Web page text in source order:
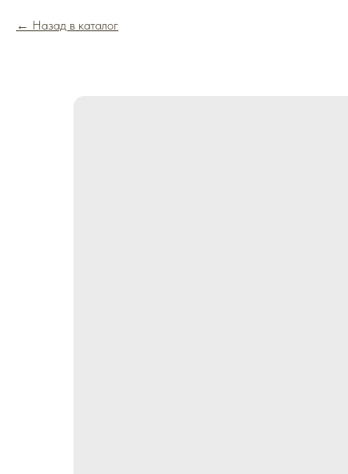
Назад в каталог